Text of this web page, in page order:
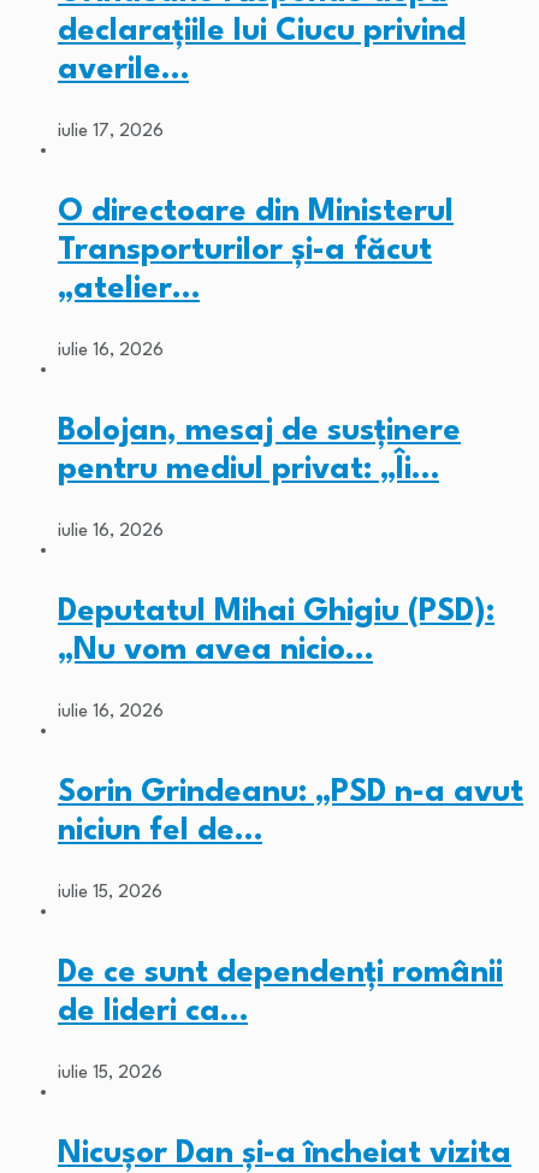
declarațiile lui Ciucu privind
averile…
iulie 17, 2026
O directoare din Ministerul
Transporturilor și-a făcut
„atelier…
iulie 16, 2026
Bolojan, mesaj de susținere
pentru mediul privat: „Îi…
iulie 16, 2026
Deputatul Mihai Ghigiu (PSD):
„Nu vom avea nicio…
iulie 16, 2026
Sorin Grindeanu: „PSD n-a avut
niciun fel de…
iulie 15, 2026
De ce sunt dependenți românii
de lideri ca…
iulie 15, 2026
Nicușor Dan și-a încheiat vizita